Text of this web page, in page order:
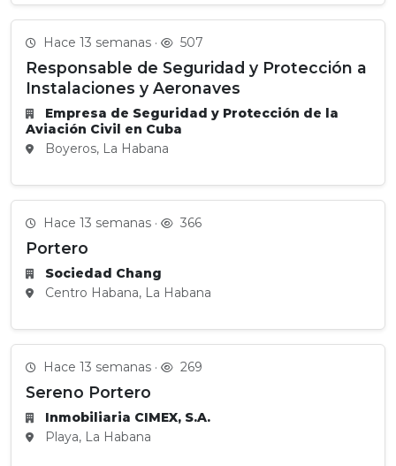
Hace 13 semanas · 507
Responsable de Seguridad y Protección a
Instalaciones y Aeronaves
Empresa de Seguridad y Protección de la
Aviación Civil en Cuba
Boyeros, La Habana
Hace 13 semanas · 366
Portero
Sociedad Chang
Centro Habana, La Habana
Hace 13 semanas · 269
Sereno Portero
Inmobiliaria CIMEX, S.A.
Playa, La Habana